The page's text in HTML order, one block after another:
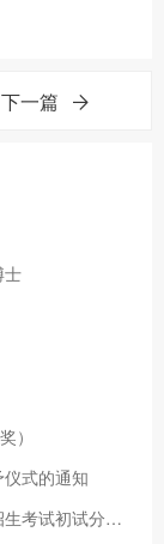
下一篇
士
）
式的通知
2020年重庆工商大学关于公布博士研究生招生考试初试分数的通知